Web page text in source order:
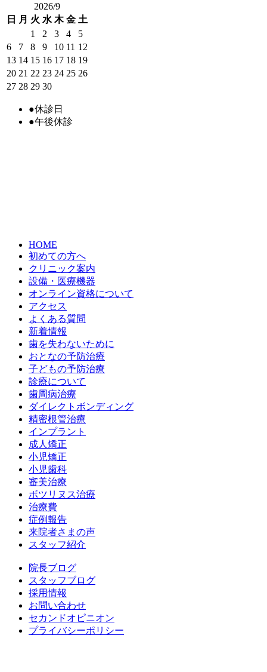
2026/9
日 月 火 水 木 金 土
1
2 3 4
5
6
7 8 9 10 11 12
13 14 15 16 17 18 19
20 21 22 23 24 25 26
27 28 29 30
●休診日
●午後休診
HOME
初めての方へ
クリニック案内
設備・医療機器
オンライン資格について
アクセス
よくある質問
新着情報
歯を失わないために
おとなの予防治療
子どもの予防治療
診療について
歯周病治療
ダイレクトボンディング
精密根管治療
インプラント
成人矯正
小児矯正
小児歯科
審美治療
ボツリヌス治療
治療費
症例報告
来院者さまの声
スタッフ紹介
院長ブログ
スタッフブログ
採用情報
お問い合わせ
セカンドオピニオン
プライバシーポリシー